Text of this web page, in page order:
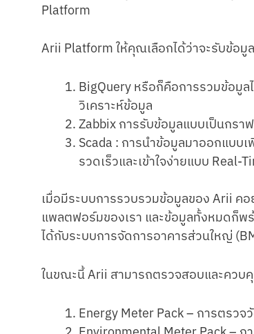
Platform
Arii Platform ให้คุณเลือกได้ว่าจะรับข้อมู
BigQuery หรือก็คือการรวมข้อมูล
วิเคราะห์ข้อมูล
Zabbix การรับข้อมูลแบบเป็นกร
Scada : การนำข้อมูลมาออกแบบ
รวดเร็วและเข้าใจง่ายแบบ Real-
เมื่อมีระบบการรวบรวมข้อมูลของ Arii
แพลตฟอร์มของเรา และข้อมูลทั้งหมดก็พ
ได้กับระบบการจัดการอาคารส่วนใหญ่
ในขณะนี้ Arii สามารถตรวจสอบและควบ
Energy Meter Pack – การตรวจ